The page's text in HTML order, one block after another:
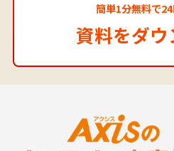
簡単1分無料で24
資料をダウ